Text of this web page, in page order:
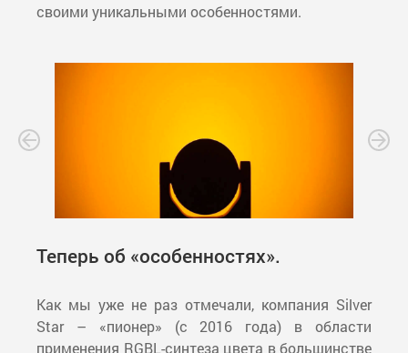
своими уникальными особенностями.
Теперь об «особенностях».
Как мы уже не раз отмечали, компания Silver
Star – «пионер» (с 2016 года) в области
применения RGBL-синтеза цвета в большинстве